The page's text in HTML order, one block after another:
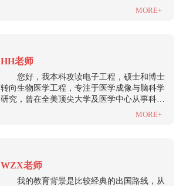
同时，我利用课余时间，为本科及研究生阶段
MORE+
HH老师
您好，我本科攻读电子工程，硕士和博士
转向生物医学工程，专注于医学成像与脑科学
研究，曾在全美顶尖大学及医学中心从事科研
与临床转化工作。求学期间，我曾获评学校优
实的视野。
MORE+
WZX老师
我的教育背景是比较经典的出国路线，从